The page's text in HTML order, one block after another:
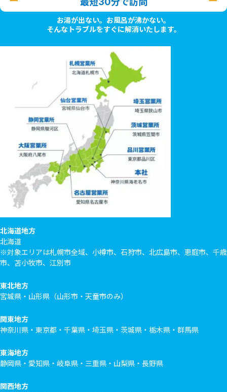
お湯が出ない。お風呂が沸かない。
そんなトラブルをすぐに解消いたします。
北海道地方
北海道
※対象エリアは札幌市全域、小樽市、石狩市、北広島市、恵庭市、千歳
市、苫小牧市、江別市
東北地方
宮城県・山形県（山形市・天童市のみ）
関東地方
神奈川県・東京都・千葉県・埼玉県・茨城県・栃木県・群馬県
東海地方
静岡県・愛知県・岐阜県・三重県・山梨県・長野県
関西地方